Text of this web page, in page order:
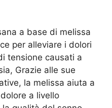
a base di melissa
per alleviare i dolori
tensione causati a
Grazie alle sue
la melissa aiuta a
a livello